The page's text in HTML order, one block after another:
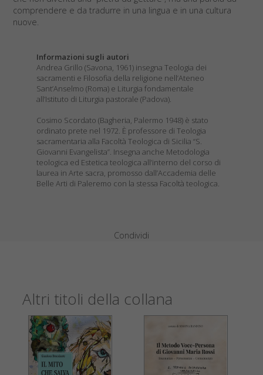
comprendere e da tradurre in una lingua e in una cultura
nuove.
Informazioni sugli autori
Andrea Grillo (Savona, 1961) insegna Teologia dei
sacramenti e Filosofia della religione nell’Ateneo
Sant’Anselmo (Roma) e Liturgia fondamentale
all’Istituto di Liturgia pastorale (Padova).
Cosimo Scordato (Bagheria, Palermo 1948) è stato
ordinato prete nel 1972. È professore di Teologia
sacramentaria alla Facoltà Teologica di Sicilia “S.
Giovanni Evangelista”. Insegna anche Metodologia
teologica ed Estetica teologica all’interno del corso di
laurea in Arte sacra, promosso dall’Accademia delle
Belle Arti di Paleremo con la stessa Facoltà teologica.
Condividi
Altri titoli della collana